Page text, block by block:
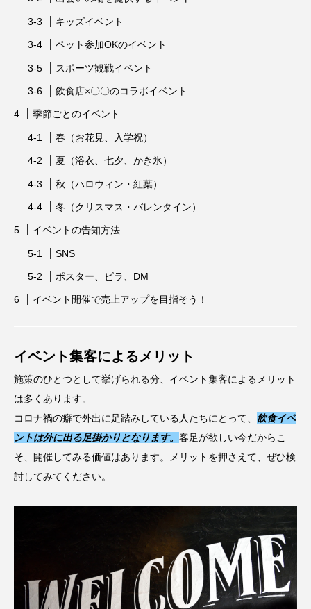
キッズイベント
ペット参加OKのイベント
スポーツ観戦イベント
飲食店×〇〇のコラボイベント
季節ごとのイベント
春（お花見、入学祝）
夏（浴衣、七夕、かき氷）
秋（ハロウィン・紅葉）
冬（クリスマス・バレンタイン）
イベントの告知方法
SNS
ポスター、ビラ、DM
イベント開催で売上アップを目指そう！
イベント集客によるメリット
施策のひとつとして挙げられる分、イベント集客によるメリット
は多くあります。
コロナ禍の癖で外出に足踏みしている人たちにとって、 飲食イベ
ントは外に出る足掛かりとなります。 客足が欲しい今だからこ
そ、開催してみる価値はあります。メリットを押さえて、ぜひ検
討してみてください。